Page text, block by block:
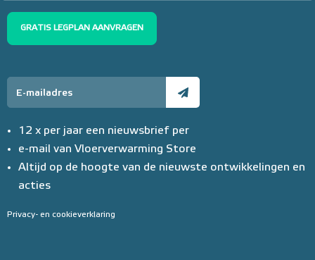
GRATIS LEGPLAN AANVRAGEN
12 x per jaar een nieuwsbrief per
e-mail van Vloerverwarming Store
Altijd op de hoogte van de nieuwste ontwikkelingen en
acties
Privacy- en cookieverklaring